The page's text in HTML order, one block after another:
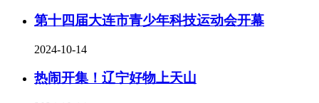
第十四届大连市青少年科技运动会开幕
2024-10-14
热闹开集！辽宁好物上天山